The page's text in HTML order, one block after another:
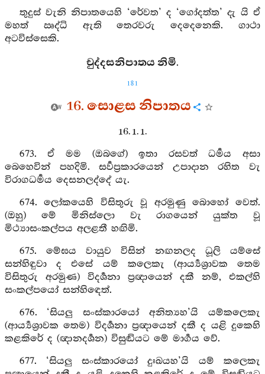
තුදුස් වැනි නිපාතයෙහි ‘රේවත’ ද ‘ගෝදත්ත’ දැ යි ඒ
මහත් ඍද්ධි ඇති තෙරවරු දෙදෙනෙකි. ගාථා
අටවිස්සෙකි.
චුද්දසනිපාතය නිමි.
181
16. සොළස නිපාතය
16. 1. 1.
673. ඒ මම (ඔබගේ) ඉතා රසවත් ධර්‍මය අසා
බෙහෙවින් පහදිමි. සර්‍වප්‍රකාරයෙන් උපාදාන රහිත වැ
විරාගධර්‍මය දෙසනලද්දේ යැ.
674. ලෝකයෙහි විසිතුරු වූ අරමුණු බොහෝ වෙත්.
(ඔහු) මේ මිනිස්ලො වැ රාගයෙන් යුක්ත වූ
මිථ්‍යාසංකල්පය අලළතී හඟිමි.
675. මේඝය වායුව විසින් නඟනලද ධූලි යම්සේ
සන්හිඳුවා ද එසේ යම් කලෙකැ (ආර්‍ය්‍යශ්‍රාවක තෙම
විසිතුරු අරමුණ) විදර්‍ශනා ප්‍රඥායෙන් දකී නම්, එකල්හි
සංකල්පයෝ සන්හිඳෙත්.
676. ‘සියලු සංස්කාරයෝ අනිත්‍යහ’යි යම්කලෙකැ
(ආර්‍ය්‍යශ්‍රාවක තෙම) විදර්‍ශනා ප්‍රඥායෙන් දකී ද යළි දුකෙහි
කළකිරේ ද (ඥානදර්‍ශන) විසුඬියට මේ මාර්‍ගය වේ.
677. ‘සියලු සංස්කාරයෝ දුඃඛයහ’යි යම් කලෙකැ